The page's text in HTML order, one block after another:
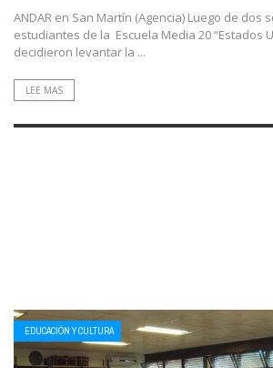
ANDAR en San Martín (Agencia) Luego de dos
estudiantes de la Escuela Media 20 “Estados
decidieron levantar la ...
LEE MAS
EDUCACIÓN Y CULTURA